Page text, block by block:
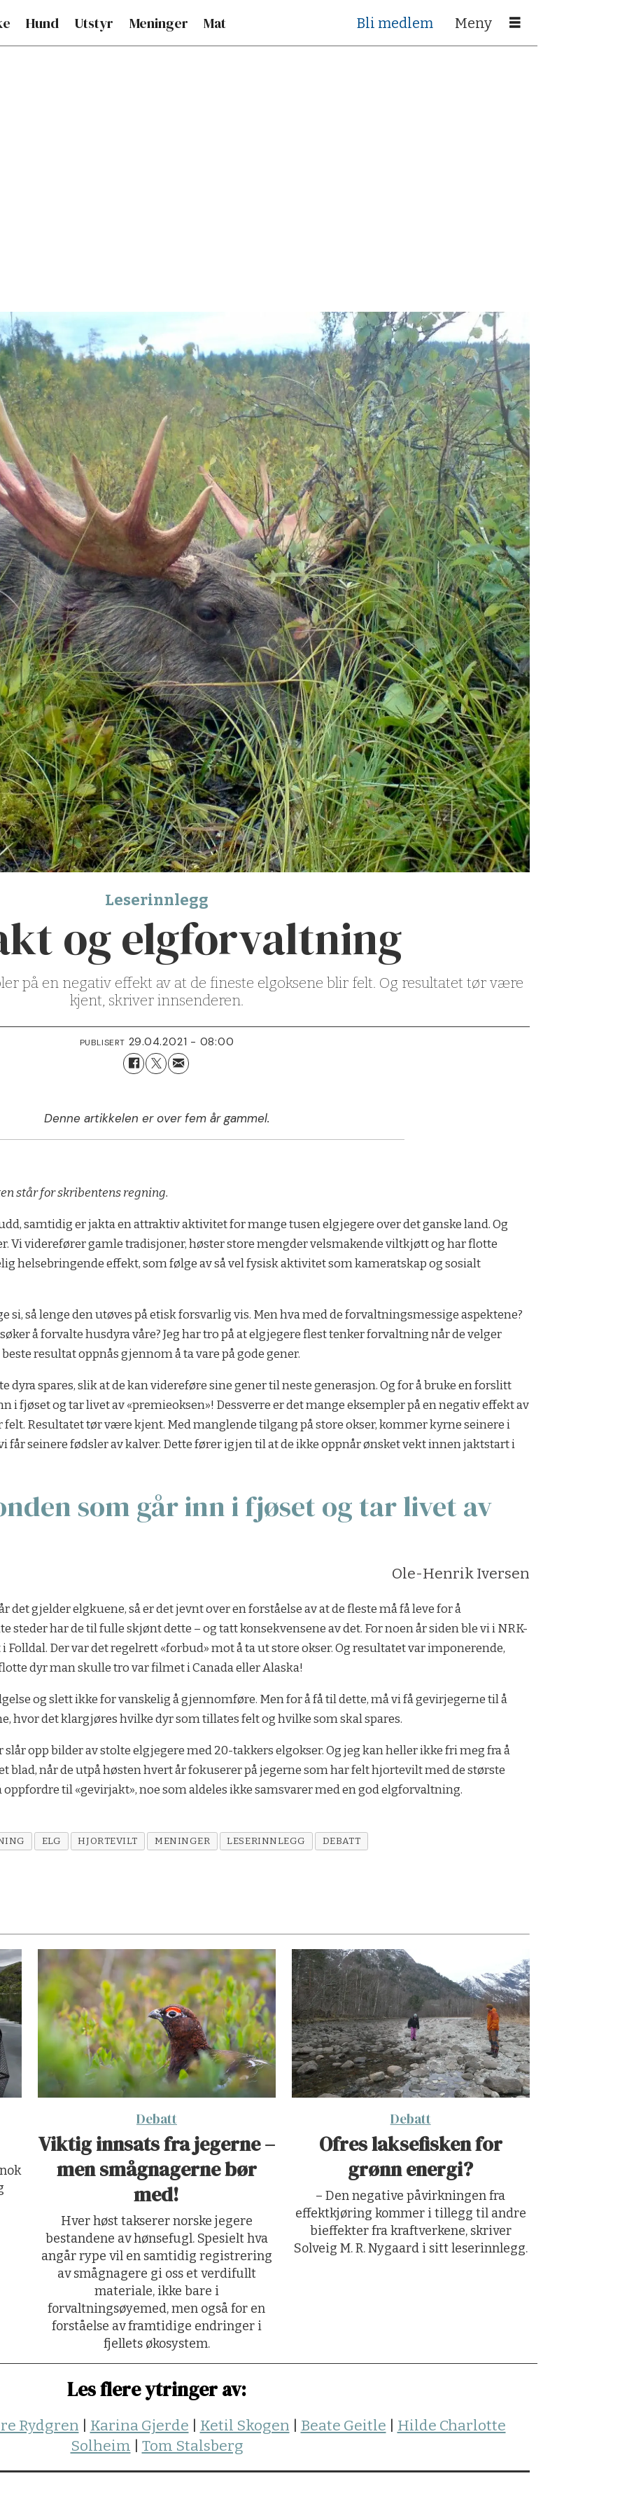
Hund Utstyr Meninger Mat Bli medlem
Leserinnlegg
og elgforvaltning
på en negativ effekt av at de fineste elgoksene blir felt. Og resultatet tør være
kjent, skriver innsenderen.
PUBLISERT 29.04.2021 - 08:00
Denne artikkelen er over fem år gammel.
står for skribentens regning.
samtidig er jakta en attraktiv aktivitet for mange tusen elgjegere over det ganske land. Og
Vi viderefører gamle tradisjoner, høster store mengder velsmakende viltkjøtt og har flotte
helsebringende effekt, som følge av så vel fysisk aktivitet som kameratskap og sosialt
si, så lenge den utøves på etisk forsvarlig vis. Men hva med de forvaltningsmessige aspektene?
å forvalte husdyra våre? Jeg har tro på at elgjegere flest tenker forvaltning når de velger
resultat oppnås gjennom å ta vare på gode gener.
dyra spares, slik at de kan videreføre sine gener til neste generasjon. Og for å bruke en forslitt
i fjøset og tar livet av «premieoksen»! Dessverre er det mange eksempler på en negativ effekt av
felt. Resultatet tør være kjent. Med manglende tilgang på store okser, kommer kyrne seinere i
får seinere fødsler av kalver. Dette fører igjen til at de ikke oppnår ønsket vekt innen jaktstart i
som går inn i fjøset og tar livet av
Ole-Henrik Iversen
det gjelder elgkuene, så er det jevnt over en forståelse av at de fleste må få leve for å
har de til fulle skjønt dette – og tatt konsekvensene av det. For noen år siden ble vi i NRK-
Der var det regelrett «forbud» mot å ta ut store okser. Og resultatet var imponerende,
dyr man skulle tro var filmet i Canada eller Alaska!
og slett ikke for vanskelig å gjennomføre. Men for å få til dette, må vi få gevirjegerne til å
hvor det klargjøres hvilke dyr som tillates felt og hvilke som skal spares.
opp bilder av stolte elgjegere med 20-takkers elgokser. Og jeg kan heller ikke fri meg fra å
blad, når de utpå høsten hvert år fokuserer på jegerne som har felt hjortevilt med de største
til «gevirjakt», noe som aldeles ikke samsvarer med en god elgforvaltning.
ELG HJORTEVILT MENINGER LESERINNLEGG DEBATT
Debatt
Viktig innsats fra jegerne –
men smågnagerne bør
med!
Hver høst takserer norske jegere
bestandene av hønsefugl. Spesielt hva
angår rype vil en samtidig registrering
av smågnagere gi oss et verdifullt
materiale, ikke bare i
forvaltningsøyemed, men også for en
forståelse av framtidige endringer i
fjellets økosystem.
Debatt
Ofres laksefisken for
grønn energi?
– Den negative påvirkningen fra
effektkjøring kommer i tillegg til andre
bieffekter fra kraftverkene, skriver
Solveig M. R. Nygaard i sitt leserinnlegg.
Les flere ytringer av:
Rydgren | Karina Gjerde | Ketil Skogen | Beate Geitle | Hilde Charlotte
Solheim | Tom Stalsberg